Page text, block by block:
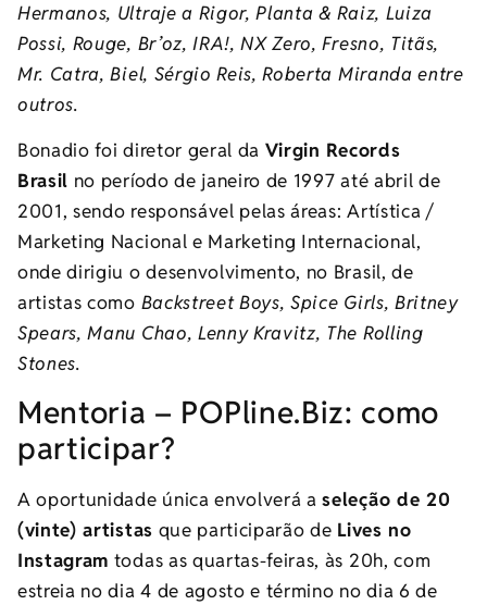
Hermanos, Ultraje a Rigor, Planta & Raiz, Luiza
Possi, Rouge, Br’oz, IRA!, NX Zero, Fresno, Titãs,
Mr. Catra, Biel, Sérgio Reis, Roberta Miranda entre
outros.
Bonadio foi diretor geral da Virgin Records
Brasil no período de janeiro de 1997 até abril de
2001, sendo responsável pelas áreas: Artística /
Marketing Nacional e Marketing Internacional,
onde dirigiu o desenvolvimento, no Brasil, de
artistas como Backstreet Boys, Spice Girls, Britney
Spears, Manu Chao, Lenny Kravitz, The Rolling
Stones.
Mentoria – POPline.Biz: como
participar?
A oportunidade única envolverá aseleção de 20
(vinte) artistas que participarão de Lives no
Instagram todas as quartas-feiras, às 20h, com
estreia no dia 4 de agosto e término no dia 6 de